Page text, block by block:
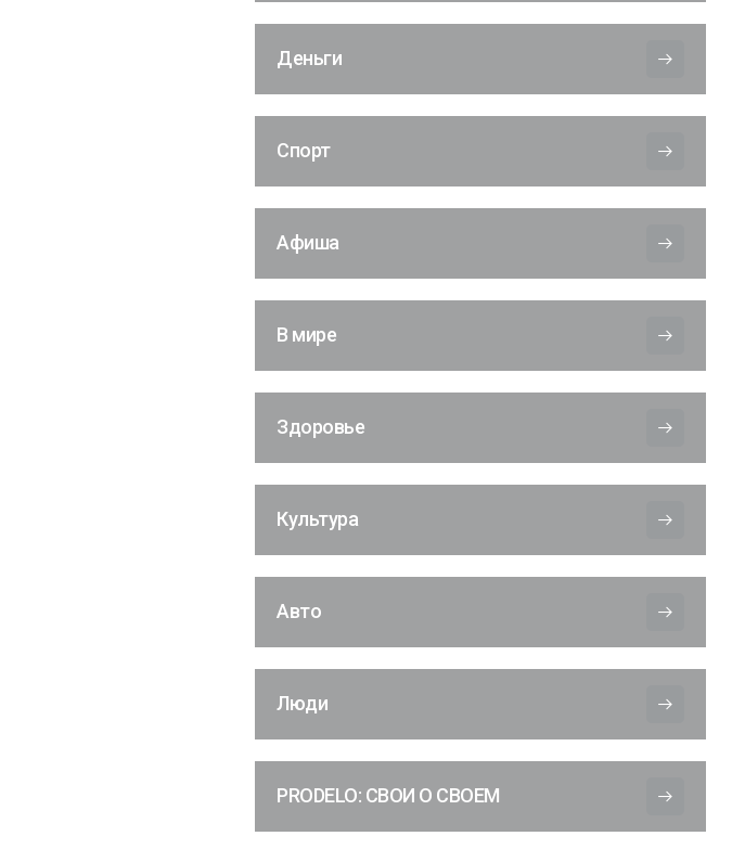
Деньги
Спорт
Афиша
В мире
Здоровье
Культура
Авто
Люди
PRODELO: СВОИ О СВОЕМ